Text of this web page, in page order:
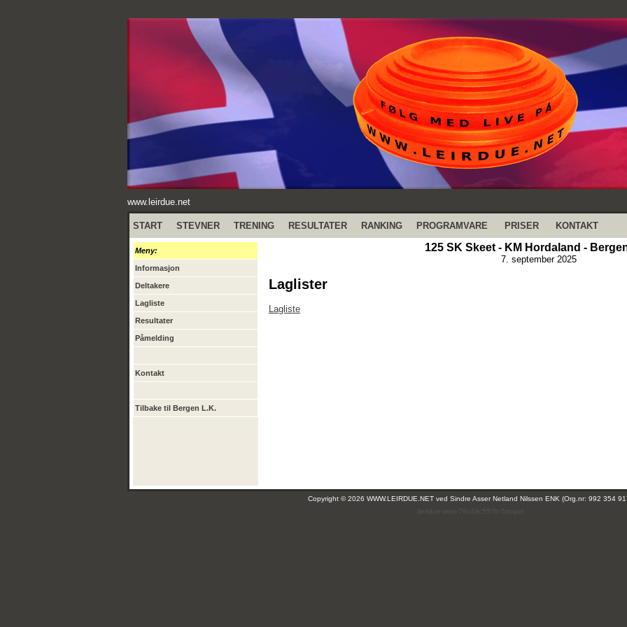
www.leirdue.net
START STEVNER TRENING RESULTATER RANKING PROGRAMVARE PRISER KONTAKT
Meny:
Informasjon
Deltakere
Lagliste
Resultater
Påmelding
Kontakt
Tilbake til Bergen L.K.
125 SK Skeet - KM Hordaland -
7. september 2025
Laglister
Lagliste
Copyright © 2026 WWW.LEIRDUE.NET ved Sindre Asser Netland Nilssen ENK (Org.nr: 992 354
(leirdue-web-76c49c557b-5zcqw)